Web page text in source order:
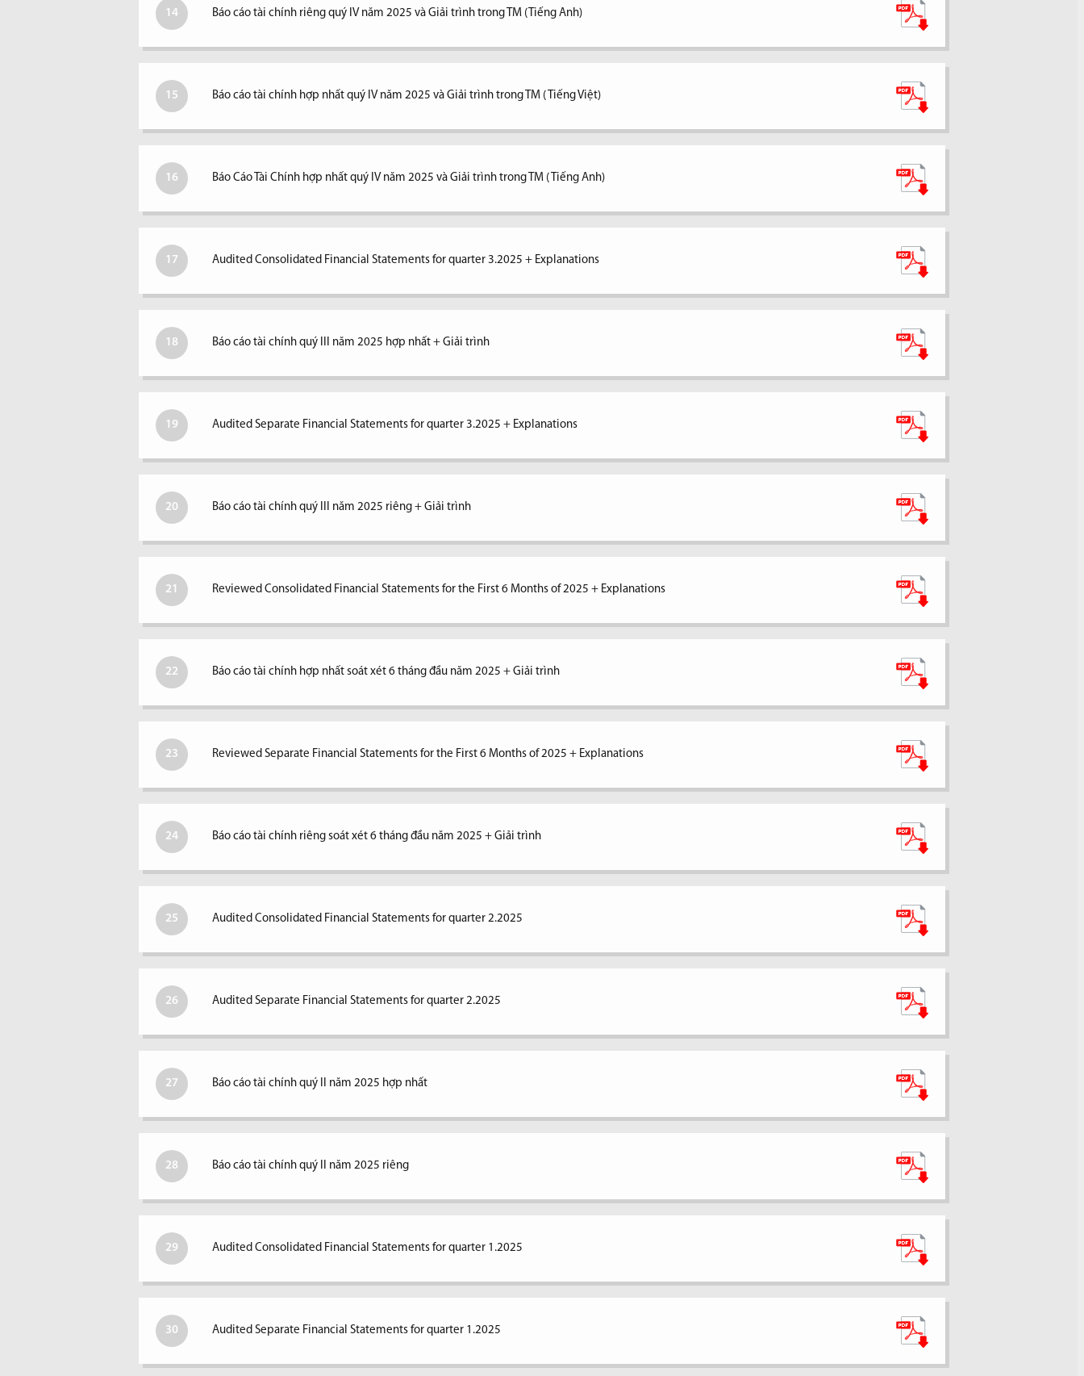
14 Báo cáo tài chính riêng quý IV năm 2025 và Giải trình trong TM (Tiếng Anh)
15 Báo cáo tài chính hợp nhất quý IV năm 2025 và Giải trình trong TM ( Tiếng Việt)
16 Báo Cáo Tài Chính hợp nhất quý IV năm 2025 và Giải trình trong TM ( Tiếng Anh)
17 Audited Consolidated Financial Statements for quarter 3.2025 + Explanations
18 Báo cáo tài chính quý III năm 2025 hợp nhất + Giải trình
19 Audited Separate Financial Statements for quarter 3.2025 + Explanations
20 Báo cáo tài chính quý III năm 2025 riêng + Giải trình
21 Reviewed Consolidated Financial Statements for the First 6 Months of 2025 + Explanations
22 Báo cáo tài chính hợp nhất soát xét 6 tháng đầu năm 2025 + Giải trình
23 Reviewed Separate Financial Statements for the First 6 Months of 2025 + Explanations
24 Báo cáo tài chính riêng soát xét 6 tháng đầu năm 2025 + Giải trình
25 Audited Consolidated Financial Statements for quarter 2.2025
26 Audited Separate Financial Statements for quarter 2.2025
27 Báo cáo tài chính quý II năm 2025 hợp nhất
28 Báo cáo tài chính quý II năm 2025 riêng
29 Audited Consolidated Financial Statements for quarter 1.2025
30 Audited Separate Financial Statements for quarter 1.2025